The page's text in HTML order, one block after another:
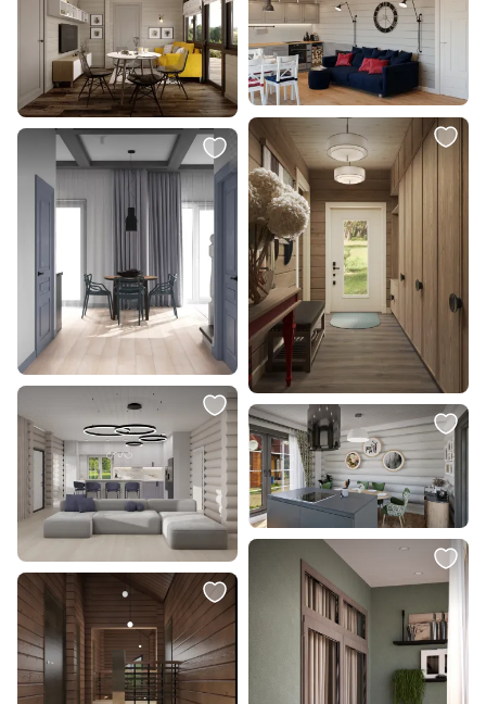
7 360 ₽
Подвесной светильник Arte
Lamp Volare A1561SP-1CC
В корзину
6 743 ₽
Бра Lussole Ньюйорк GRLSP-9102
В корзину
18 999 ₽
Люстра Lightstar ARNIA E27
1х40W 805016 белая
В корзину
4 990 ₽
Подвесной светильник RONDO
85262
В корзину
10 110 ₽
Подвесной светильник Arte
Lamp Volare A1562SP-1CC
64 569 ₽
Светильник подвесной Kartell
FL/Y BD-984820